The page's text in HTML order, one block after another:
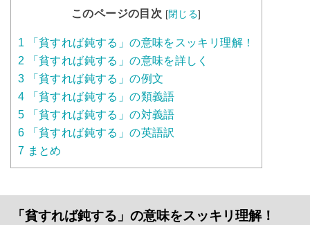
このページの目次 [閉じる]
1 「貧すれば鈍する」の意味をスッキリ理解！
2 「貧すれば鈍する」の意味を詳しく
3 「貧すれば鈍する」の例文
4 「貧すれば鈍する」の類義語
5 「貧すれば鈍する」の対義語
6 「貧すれば鈍する」の英語訳
7 まとめ
「貧すれば鈍する」の意味をスッキリ理解！